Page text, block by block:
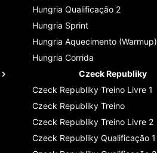
Hungria Qualificação 2
Hungria Sprint
Hungria Aquecimento (Warmup)
Hungria Corrida
Czeck Republiky
Czeck Republiky Treino Livre 1
Czeck Republiky Treino
Czeck Republiky Treino Livre 2
Czeck Republiky Qualificação 1